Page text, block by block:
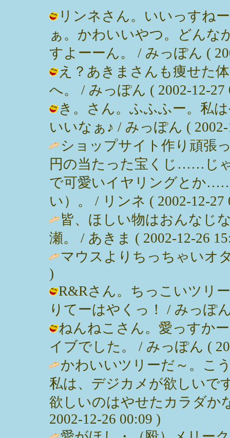
リンネさん。いいっすね
ぁ。かわいいやつ。どんな
すよーーん。 / みっぽん (
え？あきまさんも痩せた
へ。 / みっぽん ( 2002-12-27
き。さん。ふふふー。私
いいなぁ♪ / みっぽん ( 2002-
ショップサイト作り頑張
円の当たった宝くじ……じ
で可愛いイヤリングとか
い）。 / リンネ ( 2002-12-27
皆、ほしい物はおんなじ
瀬。 / あきま ( 2002-12-26
マウスよりちっちゃいオ
)
R&Rさん。ちっこいツリ
りてーはやくっ！ / みっぽ
ねんねこさん。愛っすか
イブでした。 / みっぽん (
かわいいツリーだ～。こ
私は、デジカメが欲しいで
欲しいのはやせたカラダか
2002-12-26 00:09 )